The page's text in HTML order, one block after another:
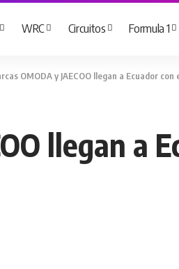
WRC Circuitos Formula 1
OMODA y JAECOO llegan a Ecuador
llegan a